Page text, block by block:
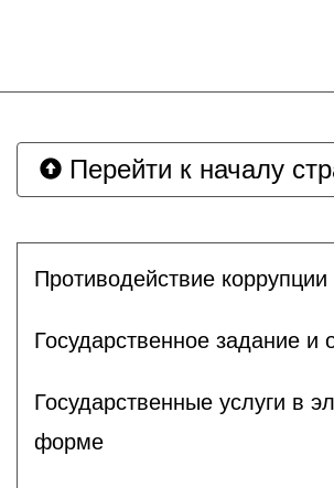
Перейти к началу
Противодействие коррупции
Государственное задание и
Государственные услуги в
форме